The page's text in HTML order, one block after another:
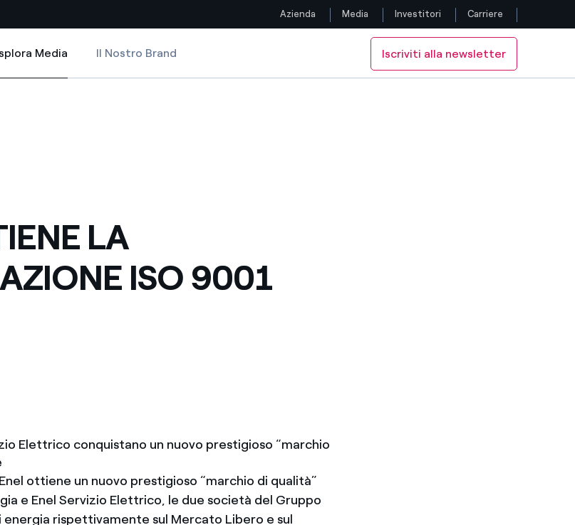
al
non
Siti Paese
Colombia
Iberia
Seguici
Azienda Media Investitori Carriere
Media
Media
Il Nostro Brand Iscriviti alla newsletter
ISO 9001ISO 9001
LA
ISO 9001
Elettrico conquistano un nuovo prestigioso “marchio
ottiene un nuovo prestigioso “marchio di qualità”
e Enel Servizio Elettrico, le due società del Gruppo
rispettivamente sul Mercato Libero e sul